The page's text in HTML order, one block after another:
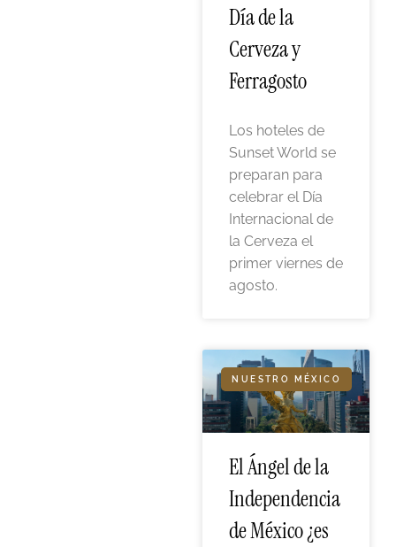
Día de la
Cerveza y
Ferragosto
Los hoteles de
Sunset World se
preparan para
celebrar el Día
Internacional de
la Cerveza el
primer viernes de
agosto.
NUESTRO MÉXICO
El Ángel de la
Independencia
de México ¿es